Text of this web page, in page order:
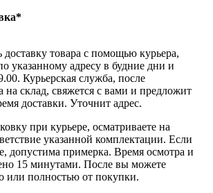
доставку товара с помощью курьера,
указанному адресу в будние дни и
Курьерская служба, после
на склад, свяжется с вами и предложит
доставки. Уточнит адрес.
при курьере, осматриваете на
указанной комплектации. Если
допустима примерка. Время осмотра и
15 минутами. После вы можете
или полностью от покупки.